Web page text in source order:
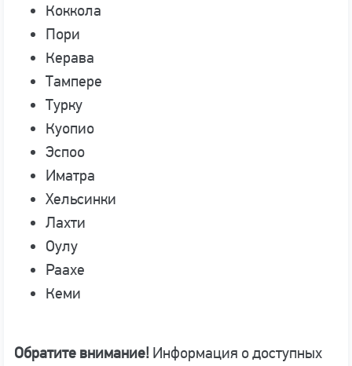
Коккола
Пори
Керава
Тампере
Турку
Куопио
Эспоо
Иматра
Хельсинки
Лахти
Оулу
Раахе
Кеми
Обратите внимание! Информация о доступных